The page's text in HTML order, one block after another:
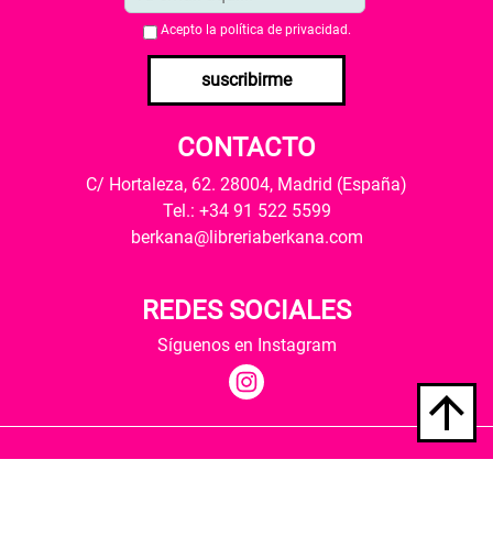
Acepto la política de privacidad .
suscribirme
CONTACTO
C/ Hortaleza, 62. 28004, Madrid (España)
Tel.: +34 91 522 5599
berkana@libreriaberkana.com
REDES SOCIALES
Síguenos en Instagram